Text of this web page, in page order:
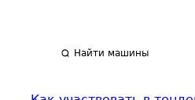
Найти машины